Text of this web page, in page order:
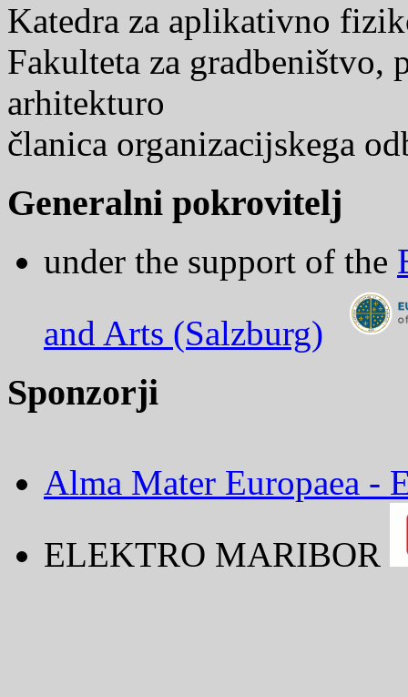
Katedra za aplikativno
Fakulteta za gradbeništvo,
arhitekturo
članica organizacijskega
Generalni pokrovitelj
under the support of the
and Arts (Salzburg)
Sponzorji
Alma Mater Europaea -
ELEKTRO MARIBOR